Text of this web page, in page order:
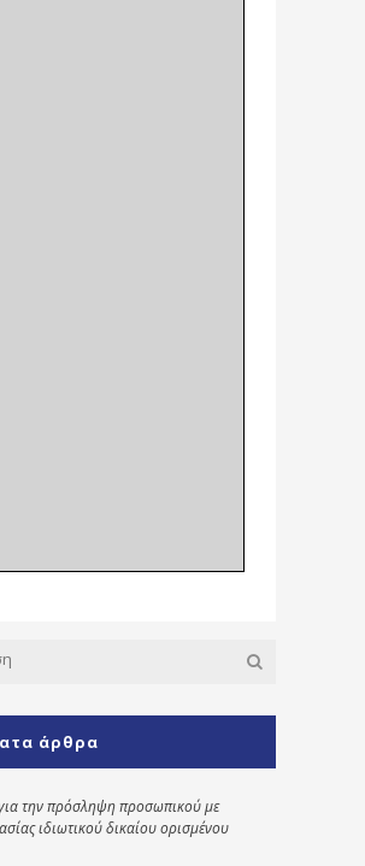
άρθρα
την πρόσληψη προσωπικού με
ιδιωτικού δικαίου ορισμένου